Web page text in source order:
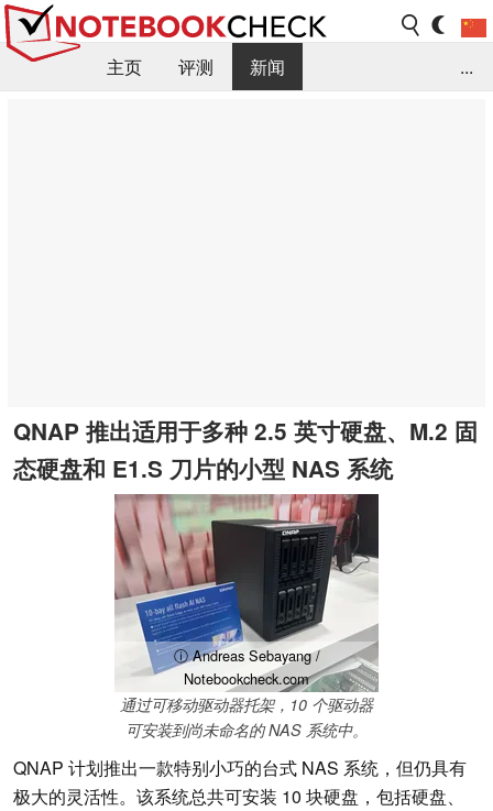
主页 评测
新闻
...
QNAP 推出适用于多种 2.5 英寸硬盘、M.2 固
态硬盘和 E1.S 刀片的小型 NAS 系统
ⓘ Andreas Sebayang /
Notebookcheck.com
通过可移动驱动器托架，10 个驱动器
可安装到尚未命名的 NAS 系统中。
QNAP 计划推出一款特别小巧的台式 NAS 系统，但仍具有
极大的灵活性。该系统总共可安装 10 块硬盘，包括硬盘、